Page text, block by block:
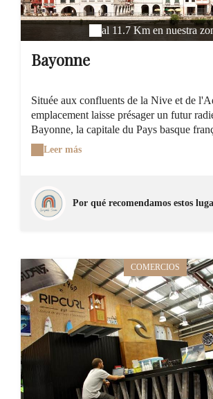
al 11.7 Km en nuestra
Bayonne
Située aux confluents de la Nive et de
emplacement laisse présager un futur
Bayonne, la capitale du Pays basque
nombreux ponts permettent de flâner d'un
l'autre de la cité dotée du label "Ville
quartier du Grand Bayonne. Au-delà de
le Petit Bayonne, populaire et vivant, avec
animés le week-end . Le mariage de la
devient le lieu de transit des produits du
l'Angleterre. Les vestiges de ce glorieux
nombreux : remparts romains et
Saint-Simon du XIIème siècle ou le
abrite un régiment de parachutistes et ne
Juste derrière se trouve la Porte
principale voie d'accès vers l'Espagne
quarantaine de kilomètres de là.
classiques, bon nombre de bâtiments
fer forgé, un savoir-faire régional.
Leer más
Por qué recomendamos estos
COMERCIOS